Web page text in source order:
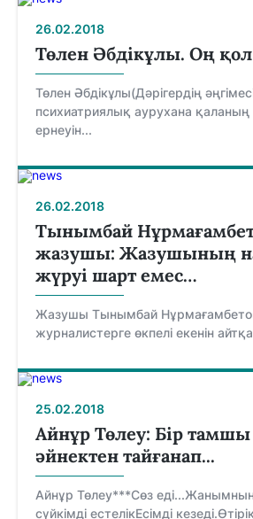
26.02.2018
Төлен Әбдікұлы. Оң қол
Төлен Әбдікұлы(Дәрігердің
психиатриялық аурухана
ер­неуін...
26.02.2018
Тынымбай
жазушы: Жазушының
жүруі шарт емес…
Жазушы Тынымбай Нұрмағамбетов
журналистерге өкпелі екенін
25.02.2018
Айнұр Төлеу: Бір
әйнектен тайғанап...
Айнұр Төлеу***Сөз
сүйкімді естелікЕсімді